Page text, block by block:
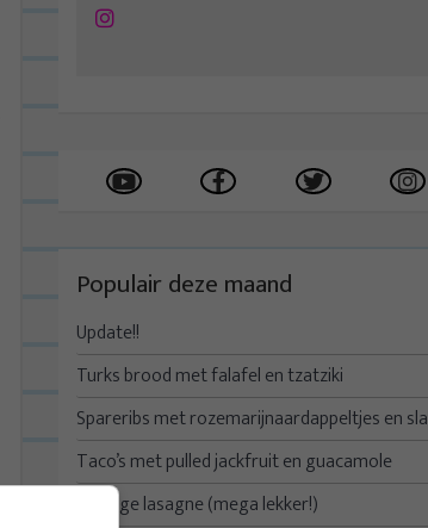
Instagram
Populair deze maand
Update!!
Turks brood met falafel en tzatziki
Spareribs met rozemarijnaardappeltjes en sla
Taco’s met pulled jackfruit en guacamole
Kruidige lasagne (mega lekker!)